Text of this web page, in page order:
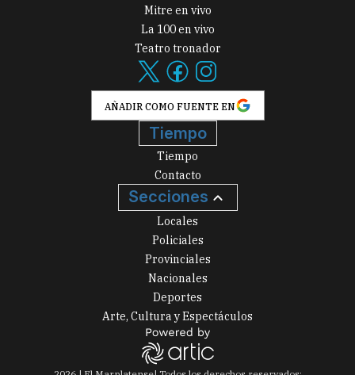
Mitre en vivo
La 100 en vivo
Teatro tronador
AÑADIR COMO FUENTE EN
Tiempo
Tiempo
Contacto
Secciones
Locales
Policiales
Provinciales
Nacionales
Deportes
Arte, Cultura y Espectáculos